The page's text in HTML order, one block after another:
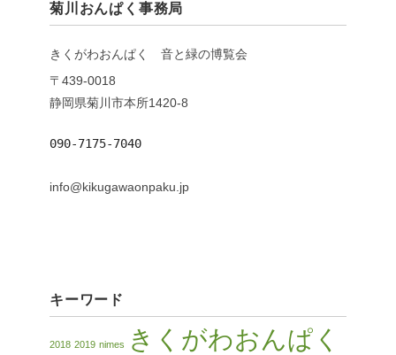
菊川おんぱく事務局
きくがわおんぱく 音と緑の博覧会
〒439-0018
静岡県菊川市本所1420-8
090-7175-7040
info@kikugawaonpaku.jp
キーワード
2018 2019 nimes きくがわおんぱく